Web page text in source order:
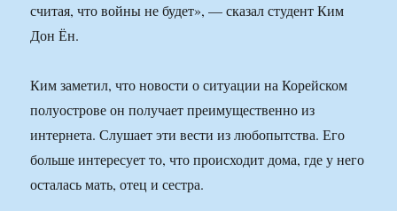
считая, что войны не будет», — сказал студент Ким
Дон Ён.
Ким заметил, что новости о ситуации на Корейском
полуострове он получает преимущественно из
интернета. Слушает эти вести из любопытства. Его
больше интересует то, что происходит дома, где у него
осталась мать, отец и сестра.